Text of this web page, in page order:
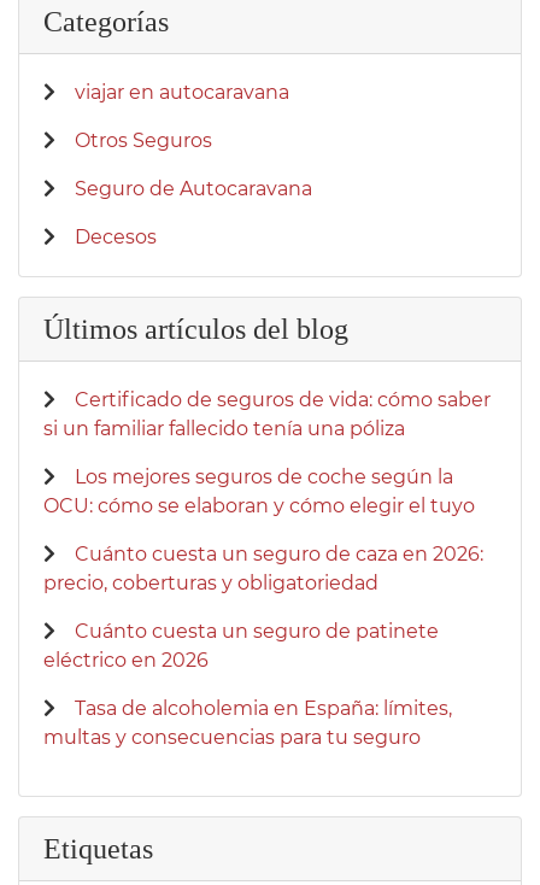
Categorías
viajar en autocaravana
Otros Seguros
Seguro de Autocaravana
Decesos
Últimos artículos del blog
Certificado de seguros de vida: cómo saber
si un familiar fallecido tenía una póliza
Los mejores seguros de coche según la
OCU: cómo se elaboran y cómo elegir el tuyo
Cuánto cuesta un seguro de caza en 2026:
precio, coberturas y obligatoriedad
Cuánto cuesta un seguro de patinete
eléctrico en 2026
Tasa de alcoholemia en España: límites,
multas y consecuencias para tu seguro
Etiquetas